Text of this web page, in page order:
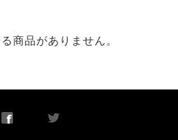
商品がありません。